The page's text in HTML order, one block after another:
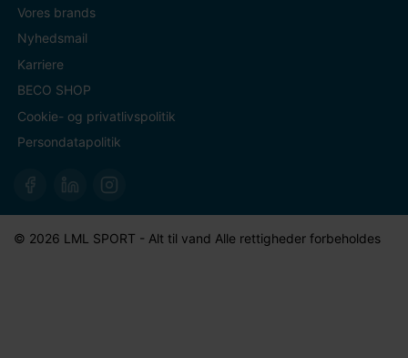
Vores brands
Nyhedsmail
Karriere
BECO SHOP
Cookie- og privatlivspolitik
Persondatapolitik
© 2026 LML SPORT - Alt til vand Alle rettigheder forbeholdes